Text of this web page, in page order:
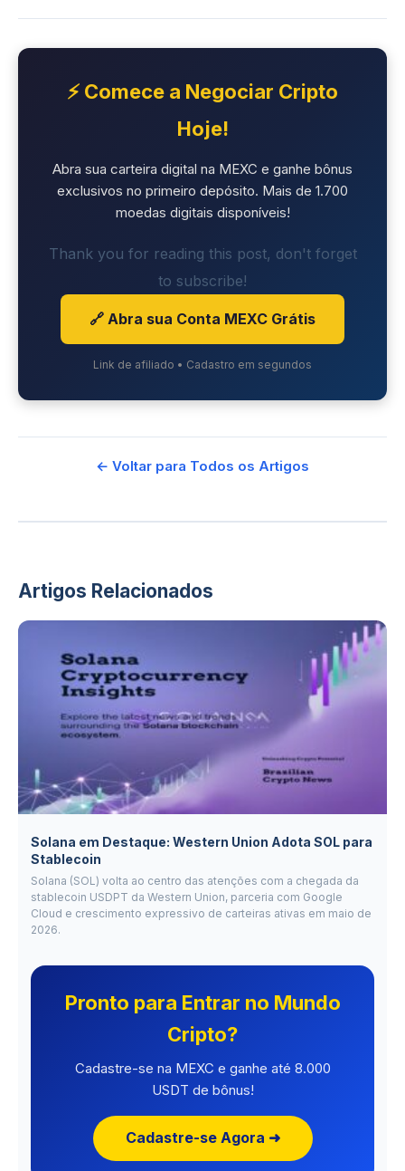
⚡ Comece a Negociar Cripto
Hoje!
Abra sua carteira digital na MEXC e ganhe bônus
exclusivos no primeiro depósito. Mais de 1.700
moedas digitais disponíveis!
Thank you for reading this post, don't forget
to subscribe!
🔗 Abra sua Conta MEXC Grátis
Link de afiliado • Cadastro em segundos
← Voltar para Todos os Artigos
Artigos Relacionados
Solana em Destaque: Western Union Adota SOL para
Stablecoin
Solana (SOL) volta ao centro das atenções com a chegada da
stablecoin USDPT da Western Union, parceria com Google
Cloud e crescimento expressivo de carteiras ativas em maio de
2026.
Pronto para Entrar no Mundo
Cripto?
Cadastre-se na MEXC e ganhe até 8.000
USDT de bônus!
Cadastre-se Agora ➜